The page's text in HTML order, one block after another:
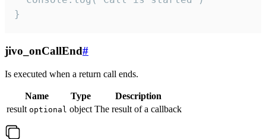
}
jivo_onCallEnd#
Is executed when a return call ends.
Name Type
Description
result optional object The result of a callback